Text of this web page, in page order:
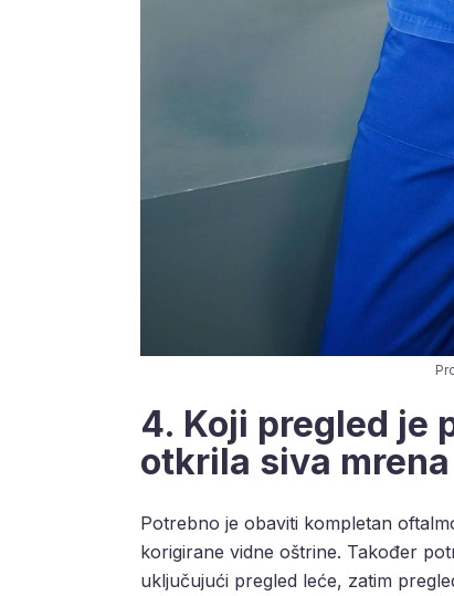
4. Koji pregled je
otkrila siva
Potrebno je obaviti kompletan
korigirane vidne oštrine. Također
uključujući pregled leće, zatim